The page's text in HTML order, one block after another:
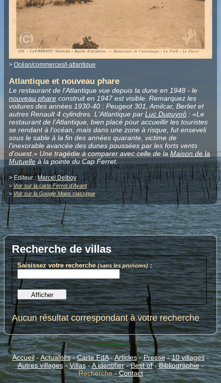
> Océan/commerces/l-atlantique
Atlantique et nouveau phare
Le restaurant de l'Atlantique vue depuis la dune en 1948 - le
nouveau phare construit en 1947 est visible. Remarquez les
voitures des années 1930-40 : Peugeot 301, Amilcar, Berliet et
autres Renault 4 cylindres. L'Atlantique par Luc Dupuyoô : «Le
restaurant de l'Atlantique, bien placé pour accueillir les touristes
se rendant à l'océan, mais dans une zone à risque, fut enseveli
sous le sable à la fin des années quarante, victime de
l'inexorable avancée des dunes poussées par les forts vents
d'ouest.» Une tragédie à comparer avec celle de la Maison de la
Mutuelleà la pointe du Cap Ferret.
> Editeur :Marcel Delboy
> Voir sur la carte Ferret d'Avant
> Voir sur la Google Maps classique
Recherche de villas
Saisissez votre recherche(sans les pronoms):
Aucun résultat correspondant à votre recherche
Ouverture popup basique
Accueil- Actualités-Carte FdA-Articles-Presse-10 villages-
Autres villages-Villas-A identifier-Best of-Bibliographie-
Recherche-Contact